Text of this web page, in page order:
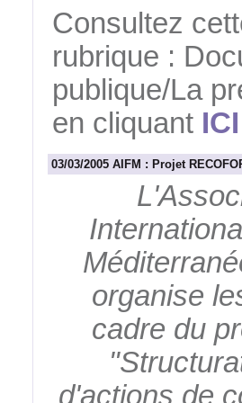
Consultez
rubrique :
publique/La
en cliquant ICI
03/03/2005 AIFM : Projet
organise
cadre du
d'actions de